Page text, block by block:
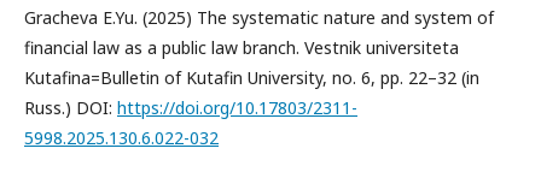
Gracheva E.Yu. (2025) The systematic nature and system of
financial law as a public law branch. Vestnik universiteta
Kutafina=Bulletin of Kutafin University, no. 6, pp. 22–32 (in
Russ.) DOI: https://doi.org/10.17803/2311-
5998.2025.130.6.022-032